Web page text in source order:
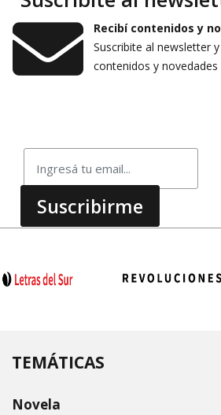
Recibí contenidos y
Suscribite al newsletter
contenidos y novedades
TEMÁTICAS
Novela